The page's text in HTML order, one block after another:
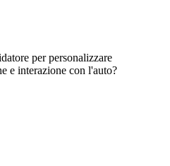
per personalizzare
e interazione con l'auto?